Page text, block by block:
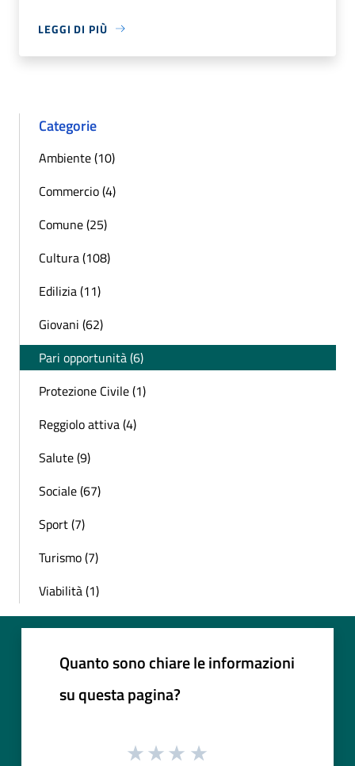
LEGGI DI PIÙ
Categorie
Ambiente (10)
Commercio (4)
Comune (25)
Cultura (108)
Edilizia (11)
Giovani (62)
Pari opportunità (6)
Protezione Civile (1)
Reggiolo attiva (4)
Salute (9)
Sociale (67)
Sport (7)
Turismo (7)
Viabilità (1)
Quanto sono chiare le informazioni
su questa pagina?